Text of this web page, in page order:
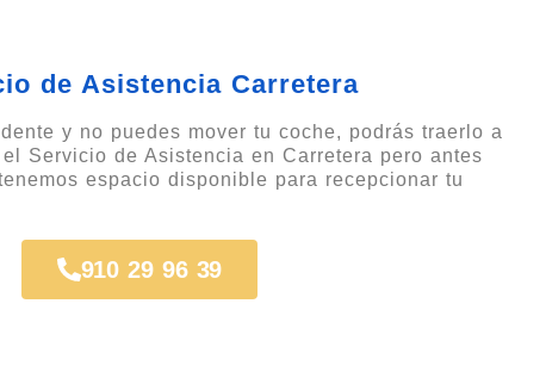
de Asistencia Carretera
y no puedes mover tu coche, podrás traerlo a
Servicio de Asistencia en Carretera pero antes
espacio disponible para recepcionar tu
910 29 96 39